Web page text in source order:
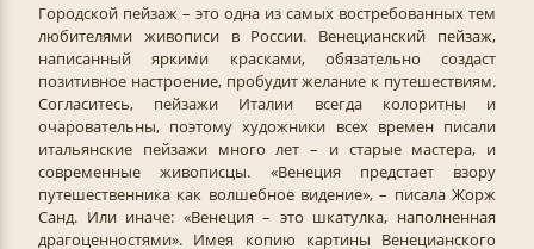
Городской пейзаж – это одна из самых востребованных тем
любителями живописи в России. Венецианский пейзаж,
написанный яркими красками, обязательно создаст
позитивное настроение, пробудит желание к путешествиям.
Согласитесь, пейзажи Италии всегда колоритны и
очаровательны, поэтому художники всех времен писали
итальянские пейзажи много лет – и старые мастера, и
современные живописцы. «Венеция предстает взору
путешественника как волшебное видение», – писала Жорж
Санд. Или иначе: «Венеция – это шкатулка, наполненная
драгоценностями». Имея копию картины Венецианского